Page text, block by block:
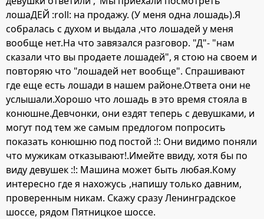
лошаДЕЙ :roll: на продажу. (У меня одна лошадь).Я
собралась с духом и выдала ,что лошадей у меня
вообще нет.На что завязался разговор. "Д"- "нам
сказали что вы продаете лошадей", я стою на своем и
повторяю что "лошадей нет вообще". Спрашивают
где еще есть лошади в нашем районе.Ответа они не
услышали.Хорошо что лошадь в это время стояла в
конюшне.Девчонки, они ездят теперь с девушками, и
могут под тем же самым предлогом попросить
показать конюшню под постой :!: Они видимо поняли
что мужикам отказывают!.Имейте ввиду, хотя бы по
виду девушек :!: Машина может быть любая.Кому
интересно где я нахожусь ,напишу только давним,
проверенным никам. Скажу сразу Ленинградское
шоссе, рядом Пятницкое шоссе.